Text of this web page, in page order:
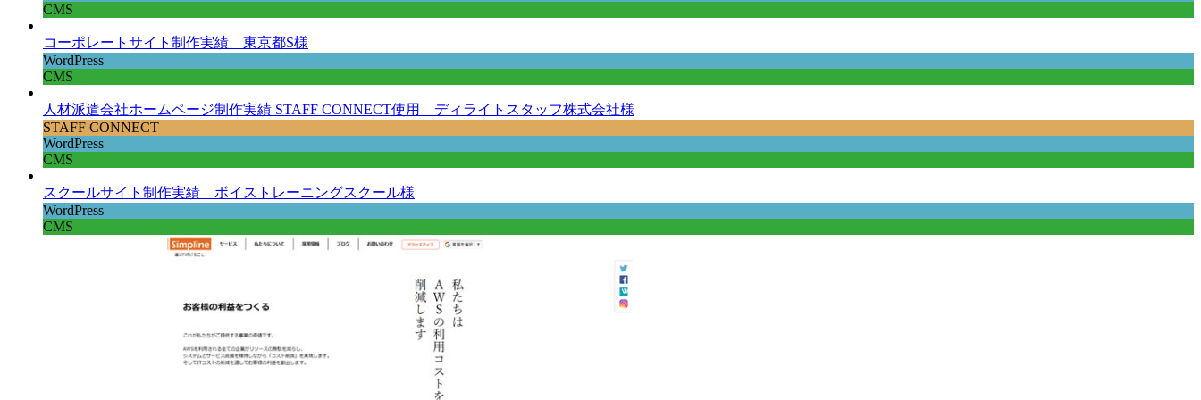
CMS
コーポレートサイト制作実績 東京都S様
WordPress
CMS
人材派遣会社ホームページ制作実績 STAFF CONNECT使用 ディライトスタッフ株式会社様
STAFF CONNECT
WordPress
CMS
スクールサイト制作実績 ボイストレーニングスクール様
WordPress
CMS